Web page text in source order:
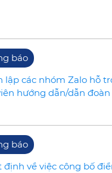
báo
lập các nhóm Zalo hỗ
hướng dẫn/dẫn đoàn
báo
định về việc công bố